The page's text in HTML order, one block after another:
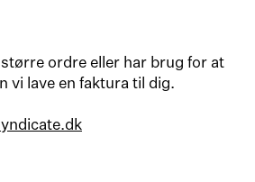
større ordre eller har brug for at
vi lave en faktura til dig.